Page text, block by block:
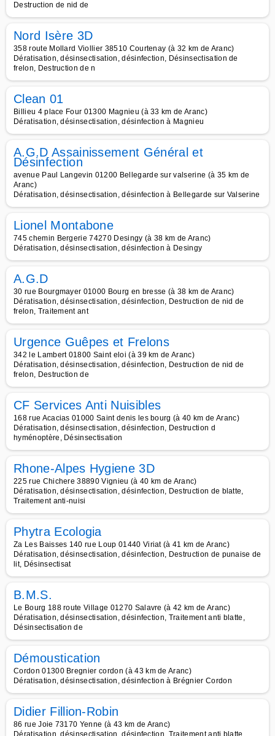
Destruction de nid de
Nord Isère 3D
358 route Mollard Viollier 38510 Courtenay (à 32 km de Aranc)
Dératisation, désinsectisation, désinfection, Désinsectisation de
frelon, Destruction de n
Clean 01
Billieu 4 place Four 01300 Magnieu (à 33 km de Aranc)
Dératisation, désinsectisation, désinfection à Magnieu
A.G.D Assainissement Général et
Désinfection
avenue Paul Langevin 01200 Bellegarde sur valserine (à 35 km de
Aranc)
Dératisation, désinsectisation, désinfection à Bellegarde sur Valserine
Lionel Montabone
745 chemin Bergerie 74270 Desingy (à 38 km de Aranc)
Dératisation, désinsectisation, désinfection à Desingy
A.G.D
30 rue Bourgmayer 01000 Bourg en bresse (à 38 km de Aranc)
Dératisation, désinsectisation, désinfection, Destruction de nid de
frelon, Traitement ant
Urgence Guêpes et Frelons
342 le Lambert 01800 Saint eloi (à 39 km de Aranc)
Dératisation, désinsectisation, désinfection, Destruction de nid de
frelon, Destruction de
CF Services Anti Nuisibles
168 rue Acacias 01000 Saint denis les bourg (à 40 km de Aranc)
Dératisation, désinsectisation, désinfection, Destruction d
hyménoptère, Désinsectisation
Rhone-Alpes Hygiene 3D
225 rue Chichere 38890 Vignieu (à 40 km de Aranc)
Dératisation, désinsectisation, désinfection, Destruction de blatte,
Traitement anti-nuisi
Phytra Ecologia
Za Les Baisses 140 rue Loup 01440 Viriat (à 41 km de Aranc)
Dératisation, désinsectisation, désinfection, Destruction de punaise de
lit, Désinsectisat
B.M.S.
Le Bourg 188 route Village 01270 Salavre (à 42 km de Aranc)
Dératisation, désinsectisation, désinfection, Traitement anti blatte,
Désinsectisation de
Démoustication
Cordon 01300 Bregnier cordon (à 43 km de Aranc)
Dératisation, désinsectisation, désinfection à Brégnier Cordon
Didier Fillion-Robin
86 rue Joie 73170 Yenne (à 43 km de Aranc)
Dératisation, désinsectisation, désinfection, Traitement anti blatte,